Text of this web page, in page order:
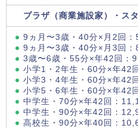
プラザ（商業施設家）・ス
9ヵ月〜3歳・40分×月2回：
9ヵ月〜3歳・40分×月3回：
3歳〜6歳・55分×年42回：
小学1・2年生・60分×年42
小学3・4年生・60分×年42
小学5・6年生・60分×年42
中学生・70分×年42回：
中学生・90分×年42回：
高校生・90分×年40回：